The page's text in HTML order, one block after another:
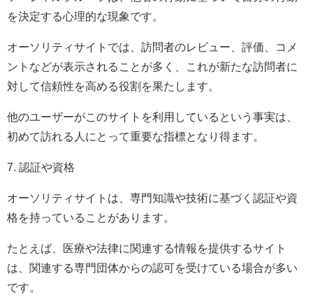
を決定する心理的な現象です。
オーソリティサイトでは、訪問者のレビュー、評価、コメ
ントなどが表示されることが多く、これが新たな訪問者に
対して信頼性を高める役割を果たします。
他のユーザーがこのサイトを利用しているという事実は、
初めて訪れる人にとって重要な指標となり得ます。
7. 認証や資格
オーソリティサイトは、専門知識や技術に基づく認証や資
格を持っていることがあります。
たとえば、医療や法律に関連する情報を提供するサイト
は、関連する専門団体からの認可を受けている場合が多い
です。